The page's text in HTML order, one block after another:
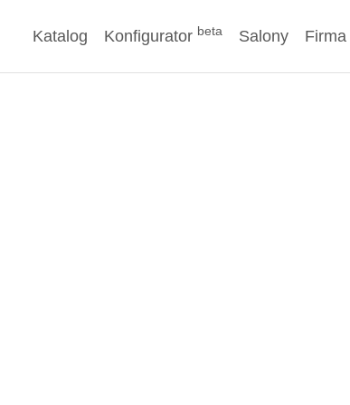
Katalog Konfigurator beta Salony Firma